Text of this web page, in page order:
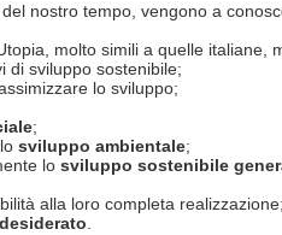
nostro tempo, vengono a
molto simili a quelle italiane,
di sviluppo sostenibile;
lo sviluppo;
;
sviluppo ambientale;
lo sviluppo sostenibile
alla loro completa realizzazione;
.